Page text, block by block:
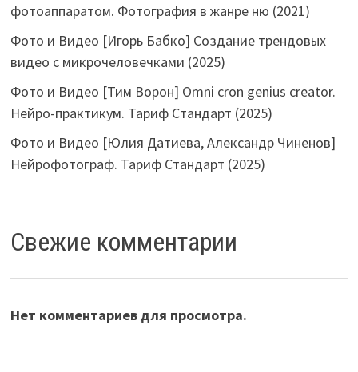
фотоаппаратом. Фотография в жанре ню (2021)
Фото и Видео [Игорь Бабко] Создание трендовых
видео с микрочеловечками (2025)
Фото и Видео [Тим Ворон] Omni cron genius creator.
Нейро-практикум. Тариф Стандарт (2025)
Фото и Видео [Юлия Датиева, Александр Чиненов]
Нейрофотограф. Тариф Стандарт (2025)
Свежие комментарии
Нет комментариев для просмотра.